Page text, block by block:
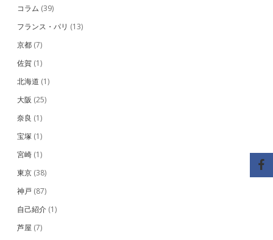
コラム (39)
フランス・パリ (13)
京都 (7)
佐賀 (1)
北海道 (1)
大阪 (25)
奈良 (1)
宝塚 (1)
宮崎 (1)
東京 (38)
神戸 (87)
自己紹介 (1)
芦屋 (7)